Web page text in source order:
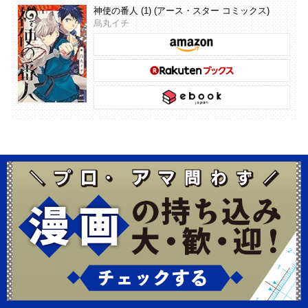
神使の番人 (1) (アース・スター コミックス)
烏丸イチ